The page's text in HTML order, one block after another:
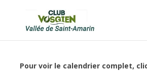
Pour voir le calendrier complet,